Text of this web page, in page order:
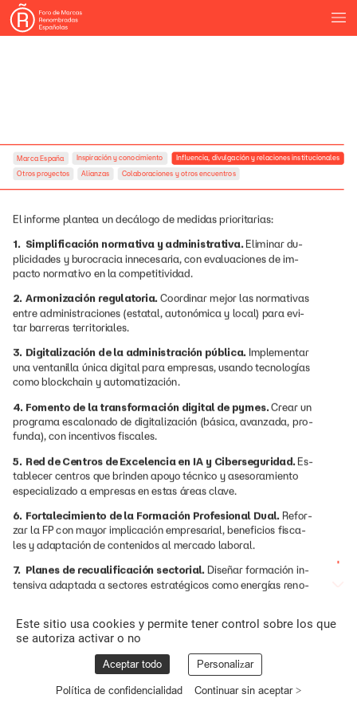
Este sitio usa cookies y permite tener control sobre los que
se autoriza activar o no
Aceptar todo Personalizar
Política de confidencialidad Continuar sin aceptar >
El informe plantea un decálogo de medidas prioritarias:
1. Simplificación normativa y administrativa. Eliminar du-
plicidades y burocracia innecesaria, con evaluaciones de im-
pacto normativo en la competitividad.
2. Armonización regulatoria. Coordinar mejor las normativas
entre administraciones (estatal, autonómica y local) para evi-
tar barreras territoriales.
3. Digitalización de la administración pública. Implementar
una ventanilla única digital para empresas, usando tecnologías
como blockchain y automatización.
4. Fomento de la transformación digital de pymes. Crear un
programa escalonado de digitalización (básica, avanzada, pro-
funda), con incentivos fiscales.
5. Red de Centros de Excelencia en IA y Ciberseguridad. Es-
tablecer centros que brinden apoyo técnico y asesoramiento
especializado a empresas en estas áreas clave.
6. Fortalecimiento de la Formación Profesional Dual. Refor-
zar la FP con mayor implicación empresarial, beneficios fisca-
les y adaptación de contenidos al mercado laboral.
7. Planes de recualificación sectorial. Diseñar formación in-
tensiva adaptada a sectores estratégicos como energías reno-
8. Atracciónde talento internacional. Agilizar procesos de
visadoycrear programas específicos
cualificados.
inversión eninnovación yactivosintangibles.
Desarrollar productos financieros adecuadosyfacilitar elac-
Marca España
Otros proyectos Alianzas Colaboraciones y otros encuentros
Inspiración y conocimiento Influencia, divulgación y relaciones institucionales